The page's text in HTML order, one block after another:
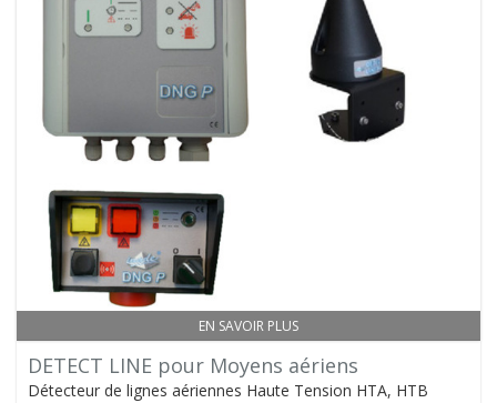
EN SAVOIR PLUS
DETECT LINE pour Moyens aériens
Détecteur de lignes aériennes Haute Tension HTA, HTB